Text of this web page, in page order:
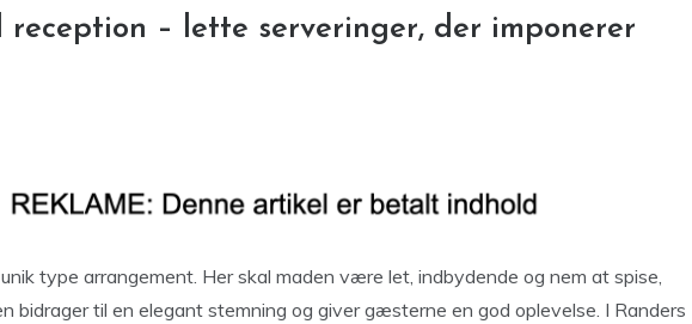
– lette serveringer, der imponerer
type arrangement. Her skal maden være let, indbydende og nem at spise,
bidrager til en elegant stemning og giver gæsterne en god oplevelse. I Randers